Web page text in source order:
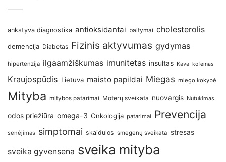
ankstyva diagnostika antioksidantai baltymai cholesterolis
demencija Diabetas Fizinis aktyvumas gydymas
hipertenzija ilgaamžiškumas imunitetas insultas Kava kofeinas
Kraujospūdis Lietuva maisto papildai Miegas miego kokybė
Mityba mitybos patarimai Moterų sveikata nuovargis Nutukimas
odos priežiūra omega-3 Onkologija patarimai Prevencija
senėjimas simptomai skaidulos smegenų sveikata stresas
sveika gyvensena sveika mityba